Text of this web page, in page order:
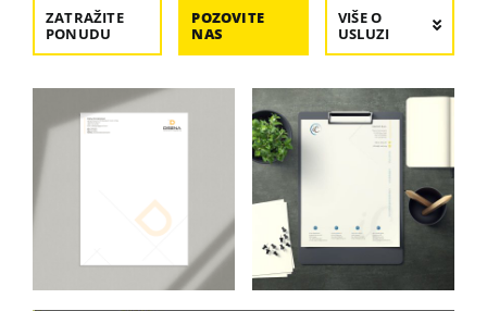
ZATRAŽITE
PONUDU
POZOVITE
NAS
VIŠE O
USLUZI